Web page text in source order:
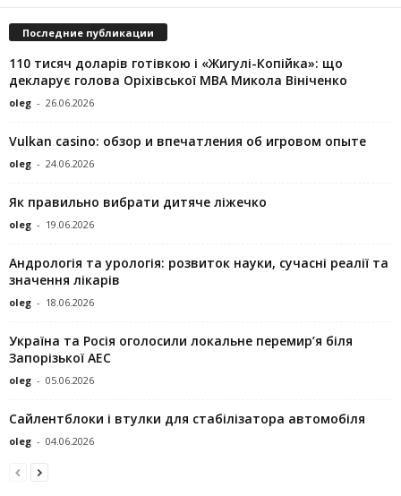
Последние публикации
110 тисяч доларів готівкою і «Жигулі-Копійка»: що
декларує голова Оріхівської МВА Микола Вініченко
oleg - 26.06.2026
Vulkan casino: обзор и впечатления об игровом опыте
oleg - 24.06.2026
Як правильно вибрати дитяче ліжечко
oleg - 19.06.2026
Андрологія та урологія: розвиток науки, сучасні реалії та
значення лікарів
oleg - 18.06.2026
Україна та Росія оголосили локальне перемир’я біля
Запорізької АЕС
oleg - 05.06.2026
Сайлентблоки і втулки для стабілізатора автомобіля
oleg - 04.06.2026